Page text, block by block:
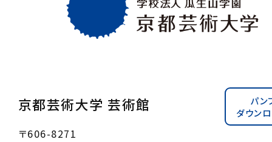
京都芸術大学 芸術館
パン
ダウン
〒606-8271